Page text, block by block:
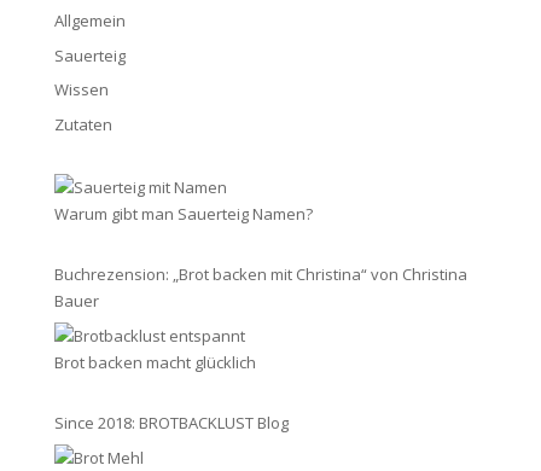
Allgemein
Sauerteig
Wissen
Zutaten
Warum gibt man Sauerteig Namen?
Buchrezension: „Brot backen mit Christina“ von Christina
Bauer
Brot backen macht glücklich
Since 2018: BROTBACKLUST Blog